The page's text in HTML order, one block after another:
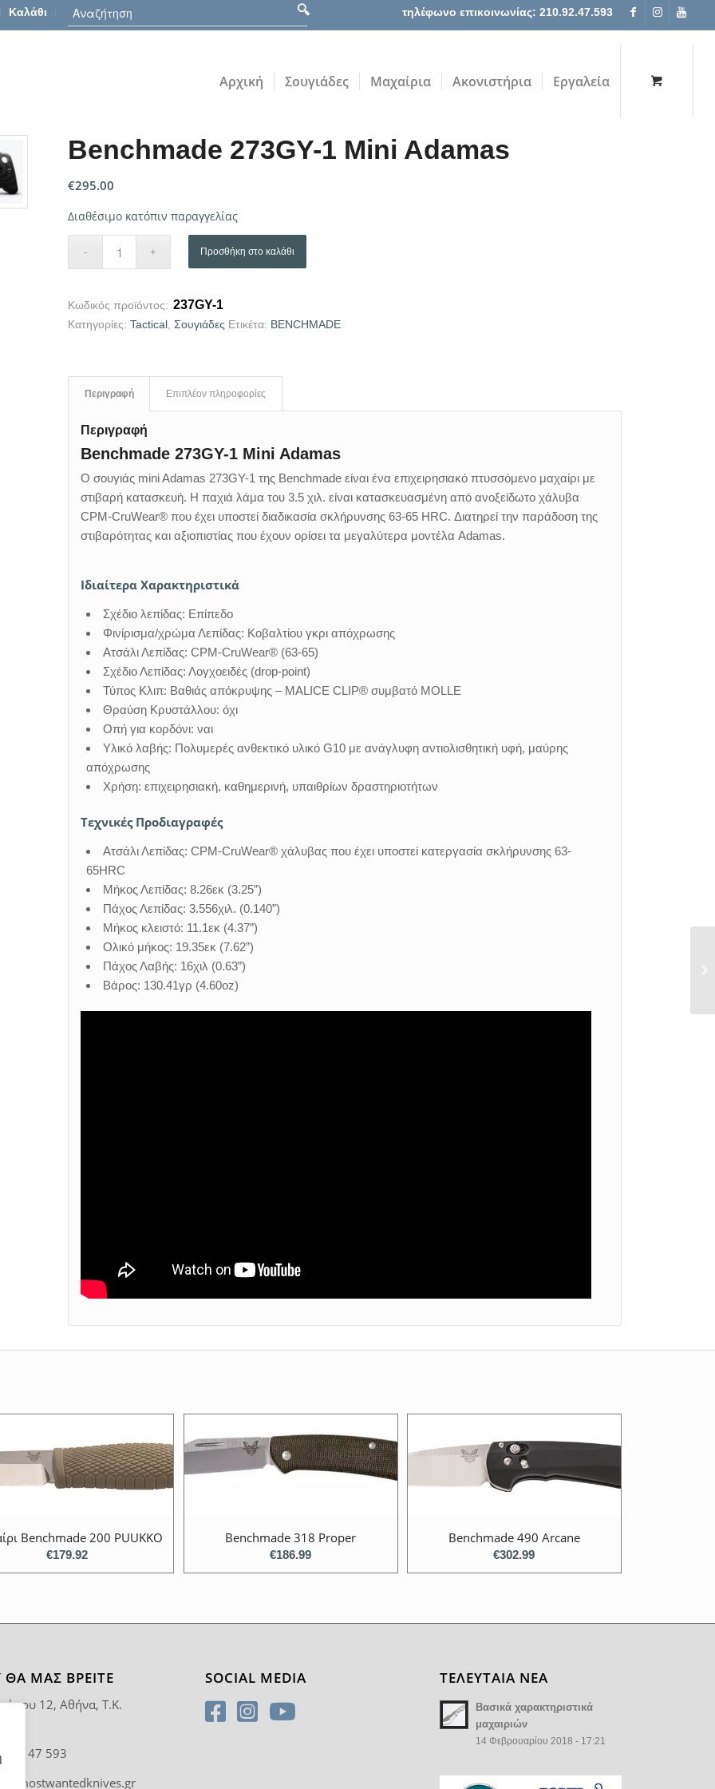
Καλάθι τηλέφωνο επικοινωνίας: 210.92.47.593
Αρχική Σουγιάδες Μαχαίρια Ακονιστήρια Εργαλεία
Benchmade 273GY-1 Mini Adamas
€295.00
Διαθέσιμο κατόπιν παραγγελίας
Προσθήκη στο καλάθι
Κωδικός προϊόντος: 237GY-1
Κατηγορίες:Tactical,Σουγιάδες Ετικέτα: BENCHMADE
Περιγραφή Επιπλέον πληροφορίες
Περιγραφή
Benchmade 273GY-1 Mini Adamas
Ο σουγιάς mini Adamas 273GY-1 της Benchmade είναι ένα επιχειρησιακό πτυσσόμενο μαχαίρι με
στιβαρή κατασκευή. Η παχιά λάμα του 3.5 χιλ. είναι κατασκευασμένη από ανοξείδωτο χάλυβα
CPM-CruWear® που έχει υποστεί διαδικασία σκλήρυνσης 63-65 HRC. Διατηρεί την παράδοση της
στιβαρότητας και αξιοπιστίας που έχουν ορίσει τα μεγαλύτερα μοντέλα Adamas.
Ιδιαίτερα Χαρακτηριστικά
Σχέδιο λεπίδας: Επίπεδο
Φινίρισμα/χρώμα Λεπίδας: Κοβαλτίου γκρι απόχρωσης
Ατσάλι Λεπίδας: CPM-CruWear® (63-65)
Σχέδιο Λεπίδας: Λογχοειδές (drop-point)
Τύπος Κλιπ: Βαθιάς απόκρυψης – MALICE CLIP® συμβατό MOLLE
Θραύση Κρυστάλλου: όχι
Οπή για κορδόνι: ναι
Υλικό λαβής: Πολυμερές ανθεκτικό υλικό G10 με ανάγλυφη αντιολισθητική υφή, μαύρης
απόχρωσης
Χρήση: επιχειρησιακή, καθημερινή, υπαιθρίων δραστηριοτήτων
Τεχνικές Προδιαγραφές
Ατσάλι Λεπίδας: CPM-CruWear® χάλυβας που έχει υποστεί κατεργασία σκλήρυνσης 63-
65HRC
Μήκος Λεπίδας: 8.26εκ (3.25”)
Πάχος Λεπίδας: 3.556χιλ. (0.140”)
Μήκος κλειστό: 11.1εκ (4.37”)
Ολικό μήκος: 19.35εκ (7.62”)
Πάχος Λαβής: 16χιλ (0.63”)
Βάρος: 130.41γρ (4.60oz)
Benchmade 200 PUUKKO
€179.92
Benchmade 318 Proper
€186.99
Benchmade 490 Arcane
€302.99
ΜΑΣ ΒΡΕΊΤΕ
12, Αθήνα, T.K.
92 47 593
SOCIAL MEDIA ΤΕΛΕΥΤΑΙΑ ΝΕΑ
Βασικά χαρακτηριστικά
μαχαιριών
14 Φεβρουαρίου 2018 - 17:21